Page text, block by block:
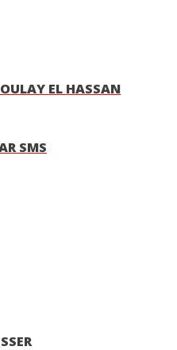
EL HASSAN
SMS